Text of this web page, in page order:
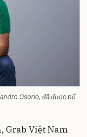
Osorio, đã được bổ
Grab Việt Nam